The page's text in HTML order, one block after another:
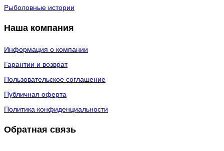
Рыболовные истории
Наша компания
Информация о компании
Гарантии и возврат
Пользовательское соглашение
Публичная оферта
Политика конфиденциальности
Обратная связь